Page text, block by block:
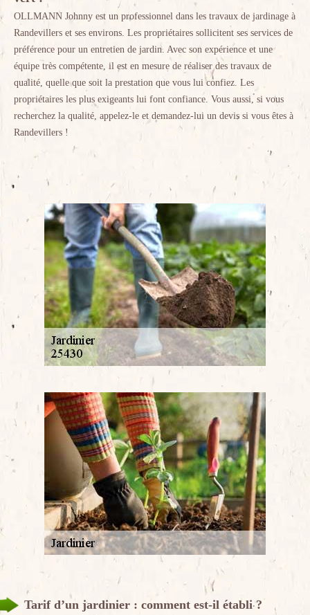
OLLMANN Johnny est un professionnel dans les travaux de jardinage à
Randevillers et ses environs. Les propriétaires sollicitent ses services de
préférence pour un entretien de jardin. Avec son expérience et une
équipe très compétente, il est en mesure de réaliser des travaux de
qualité, quelle que soit la prestation que vous lui confiez. Les
propriétaires les plus exigeants lui font confiance. Vous aussi, si vous
recherchez la qualité, appelez-le et demandez-lui un devis si vous êtes à
Randevillers !
Tarif d’un jardinier : comment est-il établi ?